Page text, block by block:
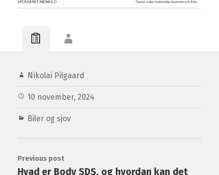
Nikolai Pilgaard
10 november, 2024
Biler og sjov
Previous post
Hvad er Body SDS, og hvordan kan det